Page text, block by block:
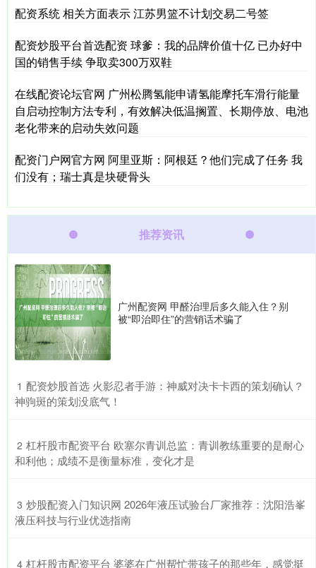
配资系统 相关方面表示 江苏男篮不计划交易二号签
配资炒股平台首选配资 球爹：我的品牌价值十亿 已办好中
国的销售手续 争取卖300万双鞋
在线配资论坛官网 广州松腾氢能申请氢能摩托车滑行能量
自启动控制方法专利，有效解决低温搁置、长期停放、电池
老化带来的启动失效问题
配资门户网官方网 阿里亚斯：阿根廷？他们完成了任务 我
们没有；瑞士真是块硬骨头
推荐资讯
广州配资网 甲醛治理后多久能入住？别
被“即治即住”的营销话术骗了
1 ​配资炒股首选 火影忍者手游：神威对决卡卡西的策划确认？
神驹斑的策划没底气！
2 ​杠杆股市配资平台 欧塞尔青训总监：青训教练重要的是耐心
和利他；成绩不是衡量标准，变化才是
3 ​炒股配资入门知识网 2026年液压试验台厂家推荐：沈阳浩峯
液压科技与行业优选指南
4 ​杠杆股市配资平台 婆婆在广州帮忙带孩子的那些年，感觉挺